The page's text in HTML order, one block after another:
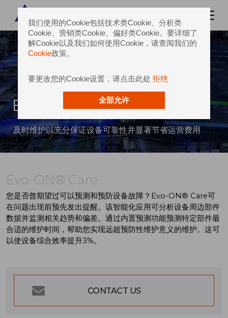
我们使用的Cookie包括技术类Cookie、分析类
Cookie、营销类Cookie、偏好类Cookie。要详细了
解Cookie以及我们如何使用Cookie，请查阅我们的
Cookie政策。
要更改您的Cookie设置，请点击此处 拒绝
全部允许
Evo-ON® Care
及时维护以充分保证设备可靠性并显著节省运营费用
Evo-ON® Care
您是否曾期望过可以预测和预防设备故障？Evo-ON® Care可
在问题出现前预先发出提醒。该智能化应用可分析设备周边部件
数据并监测相关趋势和偏差。通过内置预测功能预测特定部件最
合适的维护时间，帮助您实现远超预防性维护意义的维护。这可
以使设备综合效率提升3%。
CONTACT US